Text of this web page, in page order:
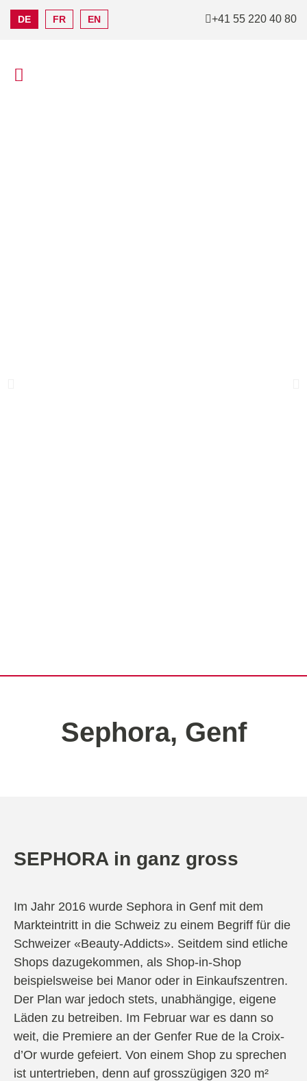
DE FR EN +41 55 220 40 80
Sephora, Genf
SEPHORA in ganz gross
Im Jahr 2016 wurde Sephora in Genf mit dem
Markt­eintritt in die Schweiz zu einem Begriff für die
Schwei­zer «Beauty-Addicts». Seitdem sind etliche
Shops dazugekommen, als Shop-in-Shop
beispielsweise bei Manor oder in Einkaufszentren.
Der Plan war jedoch stets, unabhängige, eigene
Läden zu betreiben. Im Februar war es dann so
weit, die Premiere an der Genfer Rue de la Croix-
d’Or wurde gefeiert. Von einem Shop zu sprechen
ist untertrieben, denn auf grosszügi­gen 320 m²